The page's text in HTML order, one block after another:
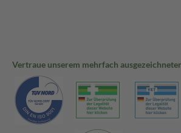
Vertraue unserem mehrfach